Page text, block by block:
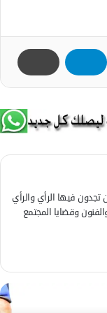
تجدون فيها الرأي والرأي
وقضايا المجتمع